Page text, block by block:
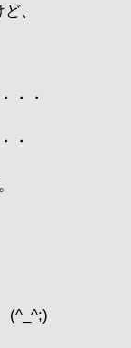
、
・・
・
(^_^;)